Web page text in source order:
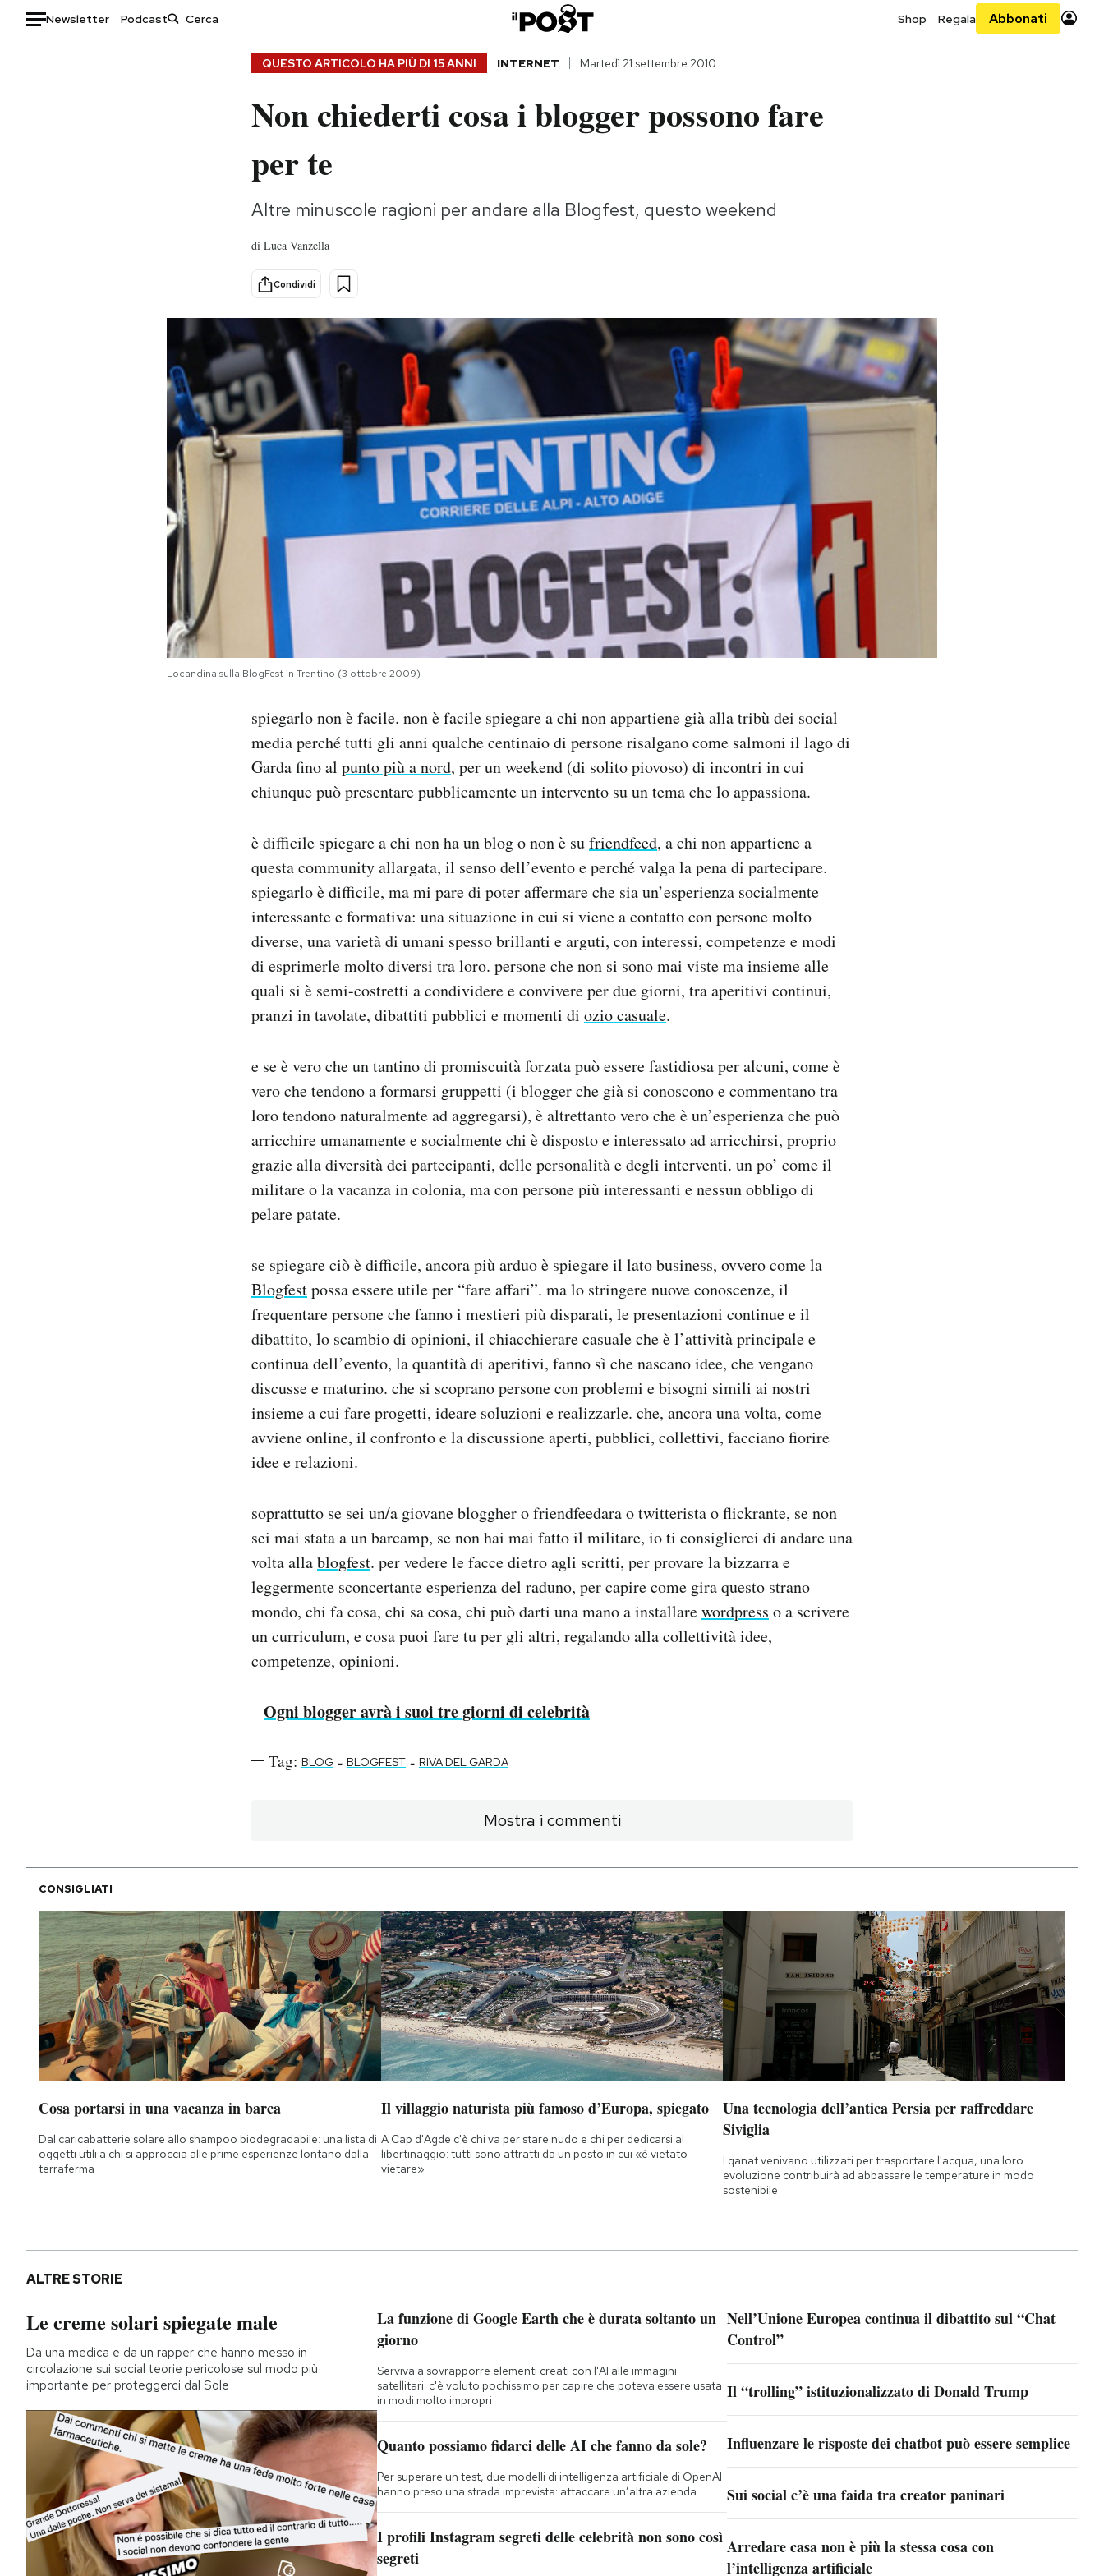
Newsletter Podcast Shop Regala Abbonati
Consumismi
Storie/Idee
Mondiali calcio 2026
AREA PERSONALE
QUESTO ARTICOLO HA PIÙ DI 15 ANNI INTERNET Martedì 21 settembre 2010
Non chiederti cosa i blogger possono fare
per te
Altre minuscole ragioni per andare alla Blogfest, questo weekend
di Luca Vanzella
Condividi
Locandina sulla BlogFest in Trentino (3 ottobre 2009)
spiegarlo non è facile. non è facile spiegare a chi non appartiene già alla tribù dei social
media perché tutti gli anni qualche centinaio di persone risalgano come salmoni il lago di
Garda fino al punto più a nord, per un weekend (di solito piovoso) di incontri in cui
chiunque può presentare pubblicamente un intervento su un tema che lo appassiona.
è difficile spiegare a chi non ha un blog o non è sufriendfeed, a chi non appartiene a
questa community allargata, il senso dell’evento e perché valga la pena di partecipare.
spiegarlo è difficile, ma mi pare di poter affermare che sia un’esperienza socialmente
interessante e formativa: una situazione in cui si viene a contatto con persone molto
diverse, una varietà di umani spesso brillanti e arguti, con interessi, competenze e modi
di esprimerle molto diversi tra loro. persone che non si sono mai viste ma insieme alle
quali si è semi-costretti a condividere e convivere per due giorni, tra aperitivi continui,
pranzi in tavolate, dibattiti pubblici e momenti di ozio casuale.
e se è vero che un tantino di promiscuità forzata può essere fastidiosa per alcuni, come è
vero che tendono a formarsi gruppetti (i blogger che già si conoscono e commentano tra
loro tendono naturalmente ad aggregarsi), è altrettanto vero che è un’esperienza che può
arricchire umanamente e socialmente chi è disposto e interessato ad arricchirsi, proprio
grazie alla diversità dei partecipanti, delle personalità e degli interventi. un po’ come il
militare o la vacanza in colonia, ma con persone più interessanti e nessun obbligo di
pelare patate.
se spiegare ciò è difficile, ancora più arduo è spiegare il lato business, ovvero come la
Blogfestpossa essere utile per “fare affari”. ma lo stringere nuove conoscenze, il
frequentare persone che fanno i mestieri più disparati, le presentazioni continue e il
dibattito, lo scambio di opinioni, il chiacchierare casuale che è l’attività principale e
continua dell’evento, la quantità di aperitivi, fanno sì che nascano idee, che vengano
discusse e maturino. che si scoprano persone con problemi e bisogni simili ai nostri
insieme a cui fare progetti, ideare soluzioni e realizzarle. che, ancora una volta, come
avviene online, il confronto e la discussione aperti, pubblici, collettivi, facciano fiorire
idee e relazioni.
soprattutto se sei un/a giovane bloggher o friendfeedara o twitterista o flickrante, se non
sei mai stata a un barcamp, se non hai mai fatto il militare, io ti consiglierei di andare una
volta allablogfest. per vedere le facce dietro agli scritti, per provare la bizzarra e
leggermente sconcertante esperienza del raduno, per capire come gira questo strano
mondo, chi fa cosa, chi sa cosa, chi può darti una mano a installarewordpress o a scrivere
un curriculum, e cosa puoi fare tu per gli altri, regalando alla collettività idee,
competenze, opinioni.
–Ogni blogger avrà i suoi tre giorni di celebrità
Tag: BLOG - BLOGFEST - RIVA DEL GARDA
Mostra i commenti
CONSIGLIATI
Cosa portarsi in una vacanza in barca
Dal caricabatterie solare allo shampoo biodegradabile: una lista di
oggetti utili a chi si approccia alle prime esperienze lontano dalla
terraferma
Il villaggio naturista più famoso d’Europa, spiegato
A Cap d'Agde c'è chi va per stare nudo e chi per dedicarsi al
libertinaggio: tutti sono attratti da un posto in cui «è vietato
vietare»
Una tecnologia dell’antica Persia per raffreddare
Siviglia
I qanat venivano utilizzati per trasportare l'acqua, una loro
evoluzione contribuirà ad abbassare le temperature in modo
sostenibile
ALTRE STORIE
Le creme solari spiegate male
Da una medica e da un rapper che hanno messo in
circolazione sui social teorie pericolose sul modo più
importante per proteggerci dal Sole
La funzione di Google Earth che è durata soltanto un
giorno
Serviva a sovrapporre elementi creati con l'AI alle immagini
satellitari: c'è voluto pochissimo per capire che poteva essere usata
in modi molto impropri
Quanto possiamo fidarci delle AI che fanno da sole?
Per superare un test, due modelli di intelligenza artificiale di OpenAI
hanno preso una strada imprevista: attaccare un’altra azienda
I profili Instagram segreti delle celebrità non sono così
segreti
Nell’Unione Europea continua il dibattito sul “Chat
Control”
Il “trolling” istituzionalizzato di Donald Trump
Influenzare le risposte dei chatbot può essere semplice
Sui social c’è una faida tra creator paninari
Arredare casa non è più la stessa cosa con
l’intelligenza artificiale